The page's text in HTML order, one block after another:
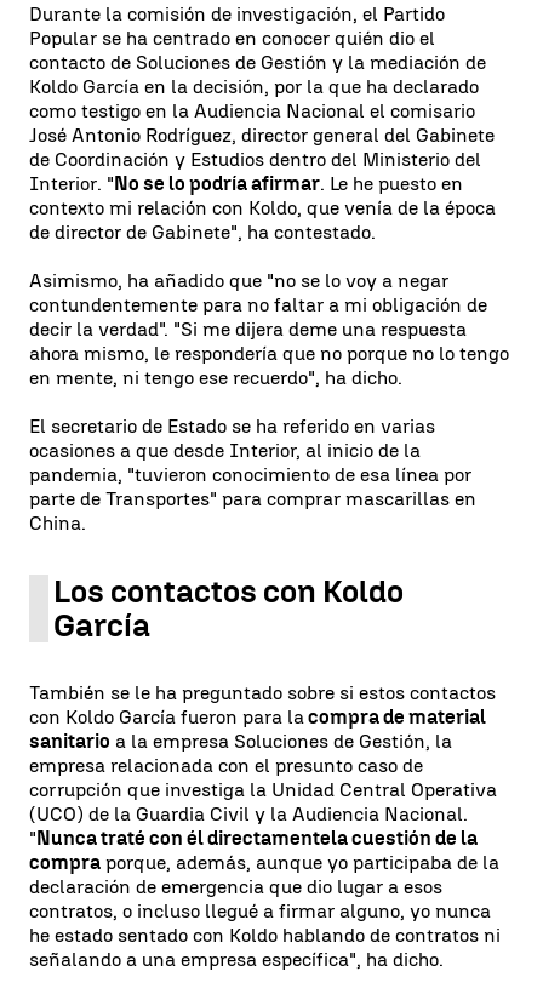
Durante la comisión de investigación, el Partido
Popular se ha centrado en conocer quién dio el
contacto de Soluciones de Gestión y la mediación de
Koldo García en la decisión, por la que ha declarado
como testigo en la Audiencia Nacional el comisario
José Antonio Rodríguez, director general del Gabinete
de Coordinación y Estudios dentro del Ministerio del
Interior. "No se lo podría afirmar. Le he puesto en
contexto mi relación con Koldo, que venía de la época
de director de Gabinete", ha contestado.
Asimismo, ha añadido que "no se lo voy a negar
contundentemente para no faltar a mi obligación de
decir la verdad". "Si me dijera deme una respuesta
ahora mismo, le respondería que no porque no lo tengo
en mente, ni tengo ese recuerdo", ha dicho.
El secretario de Estado se ha referido en varias
ocasiones a que desde Interior, al inicio de la
pandemia, "tuvieron conocimiento de esa línea por
parte de Transportes" para comprar mascarillas en
China.
Los contactos con Koldo
García
También se le ha preguntado sobre si estos contactos
con Koldo García fueron para la compra de material
sanitario a la empresa Soluciones de Gestión, la
empresa relacionada con el presunto caso de
corrupción que investiga la Unidad Central Operativa
(UCO) de la Guardia Civil y la Audiencia Nacional.
"Nunca traté con él directamentela cuestión de la
compra porque, además, aunque yo participaba de la
declaración de emergencia que dio lugar a esos
contratos, o incluso llegué a firmar alguno, yo nunca
he estado sentado con Koldo hablando de contratos ni
señalando a una empresa específica", ha dicho.